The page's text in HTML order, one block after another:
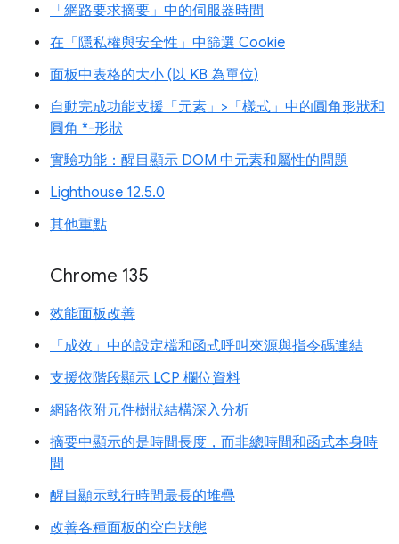
「網路要求摘要」中的伺服器時間
在「隱私權與安全性」中篩選 Cookie
面板中表格的大小 (以 KB 為單位)
自動完成功能支援「元素」>「樣式」中的圓角形狀和
圓角 *-形狀
實驗功能：醒目顯示 DOM 中元素和屬性的問題
Lighthouse 12.5.0
其他重點
Chrome 135
效能面板改善
「成效」中的設定檔和函式呼叫來源與指令碼連結
支援依階段顯示 LCP 欄位資料
網路依附元件樹狀結構深入分析
摘要中顯示的是時間長度，而非總時間和函式本身時
間
醒目顯示執行時間最長的堆疊
改善各種面板的空白狀態